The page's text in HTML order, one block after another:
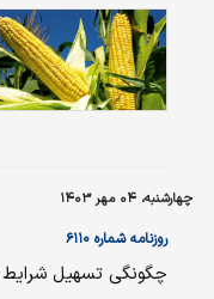
چهارشنبه، ۰۴ مهر ۱۴۰۳
روزنامه شماره ۶۱۱۰
چگونگی تسهیل